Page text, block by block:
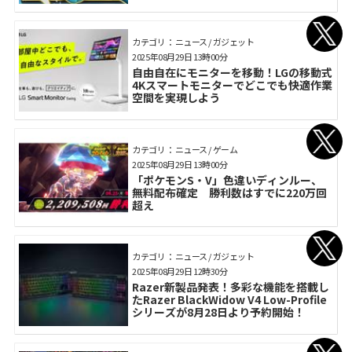
カテゴリ： ニュース / ガジェット
自由自在にモニターを移動！LGの移動式
4Kスマートモニターでどこでも快適作業
空間を実現しよう
2025年08月29日 13時00分
カテゴリ： ニュース / ゲーム
「ポケモンS・V」色違いディンルー、
無料配布確定 勝利数はすでに220万回
超え
2025年08月29日 13時00分
カテゴリ： ニュース / ガジェット
Razer新製品発表！多彩な機能を搭載し
たRazer BlackWidow V4 Low-Profile
シリーズが8月28日より予約開始！
2025年08月29日 12時30分